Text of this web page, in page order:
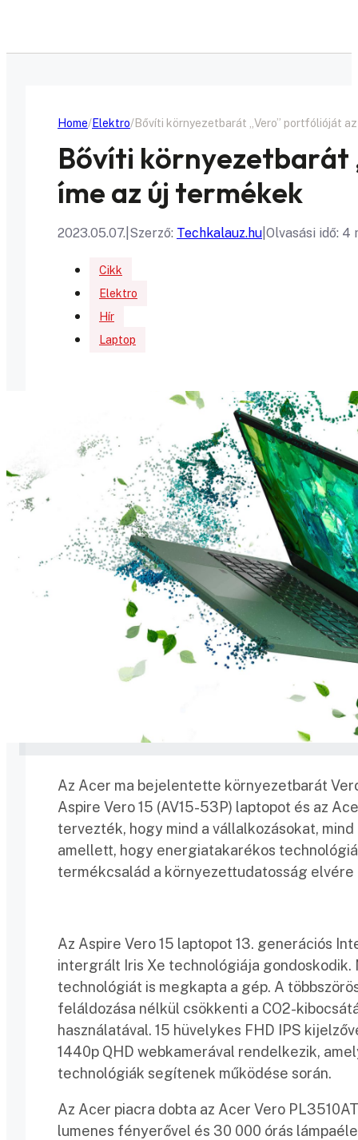
Home Elektro Bővíti környezetbarát „Vero” portfólióját
Bővíti
íme az új termékek
2023.05.07. Szerző: Techkalauz.hu Olvasási idő: 4
Cikk
Elektro
Hír
Laptop
Az Acer ma bejelentette környezetbarát
Aspire Vero 15 (AV15-53P) laptopot és az
tervezték, hogy mind a vállalkozásokat,
amellett, hogy energiatakarékos
termékcsalád a környezettudatosság elvére
Az Aspire Vero 15 laptopot 13. generációs
intergrált Iris Xe technológiája gondoskodik.
technológiát is megkapta a gép. A
feláldozása nélkül csökkenti a CO2-
használatával. 15 hüvelykes FHD IPS
1440p QHD webkamerával rendelkezik,
technológiák segítenek működése során.
Az Acer piacra dobta az Acer Vero
lumenes fényerővel és 30 000 órás